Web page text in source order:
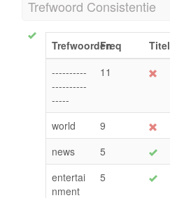
Trefwoord Consistentie
TrefwoordenFreq Titel
----------
----------
-----
11
world
9
news
5
entertai
nment
5